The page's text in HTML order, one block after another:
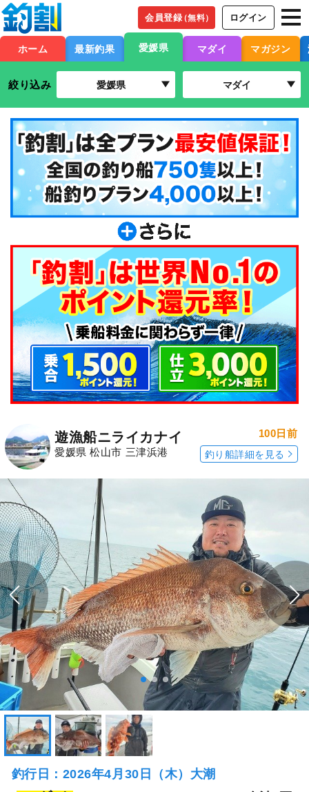
会員登録（無料） ログイン
ホーム 最新釣果 愛媛県 マダイ マガジン
絞り込み 愛媛県 マダイ
遊漁船ニライカナイ
愛媛県 松山市 三津浜港
100日前
釣り船詳細を見る
釣行日：2026年4月30日（木）大潮